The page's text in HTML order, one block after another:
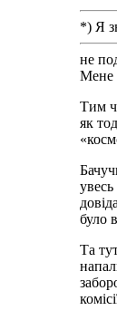
*) Я
не
Мене
Тим
як
було
Та